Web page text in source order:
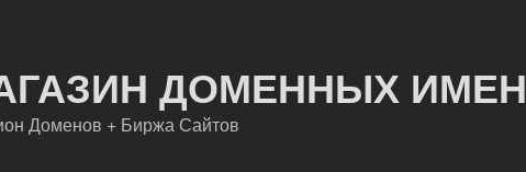
ДОМЕННЫХ ИМЕН
Доменов + Биржа Сайтов